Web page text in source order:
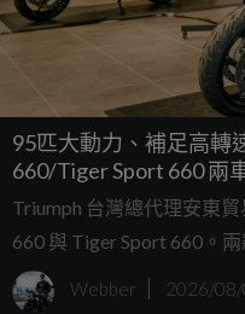
95匹大動力、補足高轉
660/Tiger Sport 660 兩
Triumph 台灣總代理安東
660 與 Tiger Sport 660。
次進化，不只重新設計外
三缸引擎進行大幅升級，最
Webber 2026/